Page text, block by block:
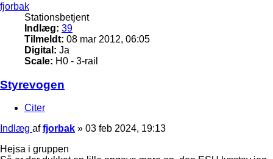
fjorbak
Stationsbetjent
Indlæg: 39
Tilmeldt: 08 mar 2012, 06:05
Digital: Ja
Scale: H0 - 3-rail
Styrevogen
Citer
Indlæg affjorbak » 03 feb 2024, 19:13
Hejsa i gruppen